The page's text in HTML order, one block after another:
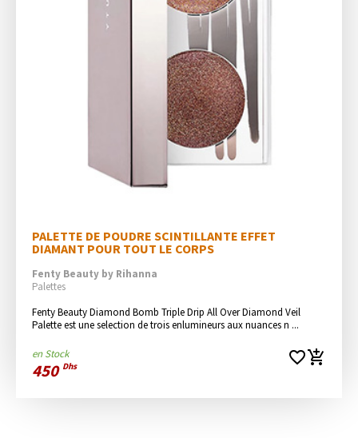
PALETTE DE POUDRE SCINTILLANTE EFFET
DIAMANT POUR TOUT LE CORPS
Fenty Beauty by Rihanna
Palettes
Fenty Beauty Diamond Bomb Triple Drip All Over Diamond Veil
Palette est une selection de trois enlumineurs aux nuances n ...
en Stock
450 Dhs favorite_borderadd_shopping_cart